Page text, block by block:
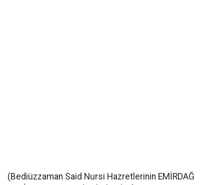
(Bediüzzaman Said Nursi Hazretlerinin EMİRDAĞ